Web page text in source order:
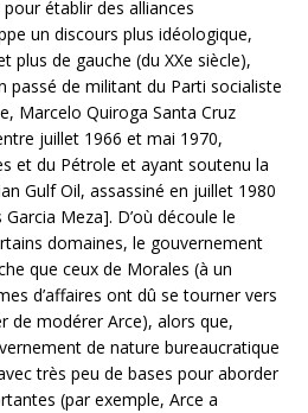
établir des alliances
un discours plus idéologique,
plus de gauche (du XXe siècle),
passé de militant du Parti socialiste
Marcelo Quiroga Santa Cruz
juillet 1966 et mai 1970,
et du Pétrole et ayant soutenu la
Gulf Oil, assassiné en juillet 1980
Meza]. D’où découle le
domaines, le gouvernement
que ceux de Morales (à un
d’affaires ont dû se tourner vers
de modérer Arce), alors que,
de nature bureaucratique
très peu de bases pour aborder
(par exemple, Arce a